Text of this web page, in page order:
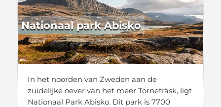
Nationaal park Abisko
In het noorden van Zweden aan de
zuidelijke oever van het meer Torneträsk, ligt
Nationaal Park Abisko. Dit park is 7700